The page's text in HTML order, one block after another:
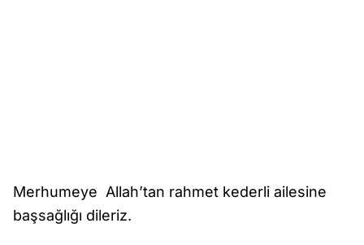
Merhumeye Allah’tan rahmet kederli ailesine
başsağlığı dileriz.